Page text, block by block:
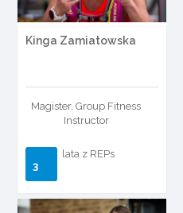
Kinga Zamiatowska
Magister, Group Fitness
Instructor
3
lata z REPs